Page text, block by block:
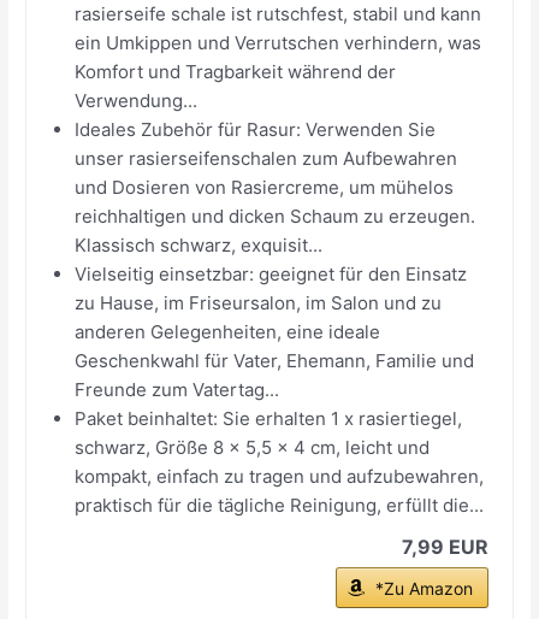
rasierseife schale ist rutschfest, stabil und kann
ein Umkippen und Verrutschen verhindern, was
Komfort und Tragbarkeit während der
Verwendung...
Ideales Zubehör für Rasur: Verwenden Sie
unser rasierseifenschalen zum Aufbewahren
und Dosieren von Rasiercreme, um mühelos
reichhaltigen und dicken Schaum zu erzeugen.
Klassisch schwarz, exquisit...
Vielseitig einsetzbar: geeignet für den Einsatz
zu Hause, im Friseursalon, im Salon und zu
anderen Gelegenheiten, eine ideale
Geschenkwahl für Vater, Ehemann, Familie und
Freunde zum Vatertag...
Paket beinhaltet: Sie erhalten 1 x rasiertiegel,
schwarz, Größe 8 x 5,5 x 4 cm, leicht und
kompakt, einfach zu tragen und aufzubewahren,
praktisch für die tägliche Reinigung, erfüllt die...
7,99 EUR
*Zu Amazon